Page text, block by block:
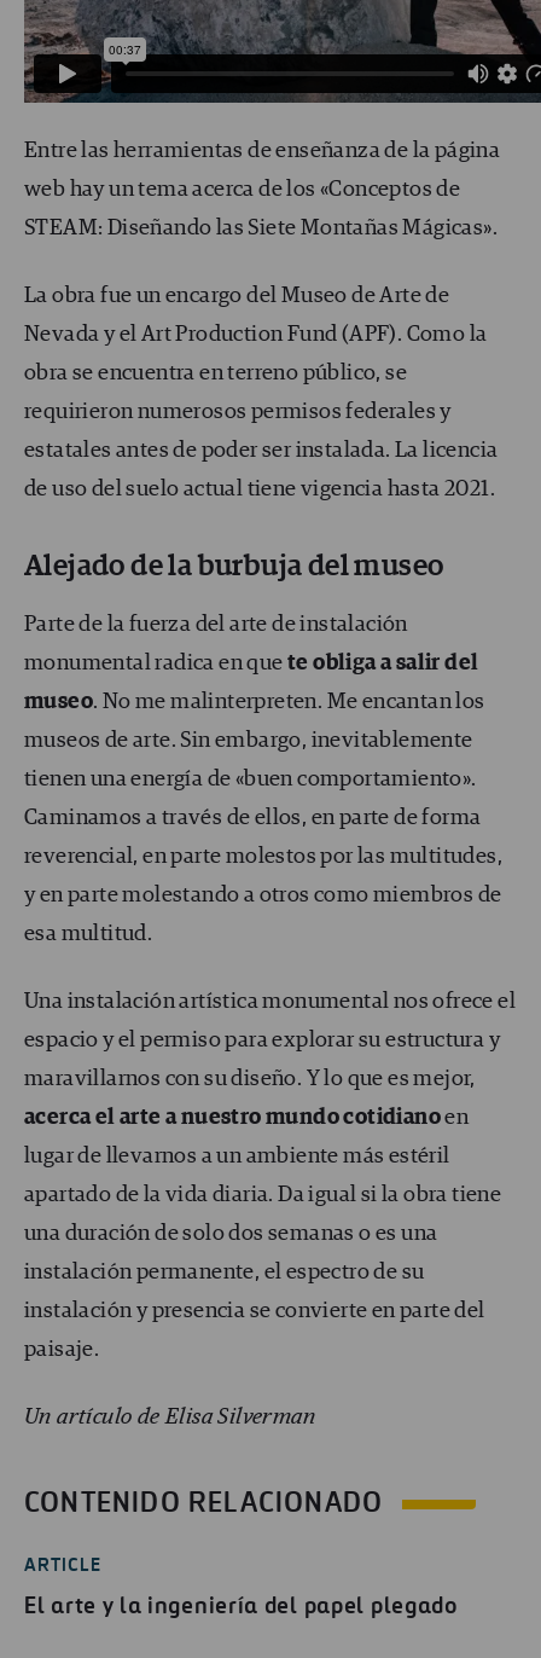
Entre las herramientas de enseñanza de la página
web hay un tema acerca de los «Conceptos de
STEAM: Diseñando las Siete Montañas Mágicas».
La obra fue un encargo del Museo de Arte de
Nevada y el Art Production Fund (APF). Como la
obra se encuentra en terreno público, se
requirieron numerosos permisos federales y
estatales antes de poder ser instalada. La licencia
de uso del suelo actual tiene vigencia hasta 2021.
Alejado de la burbuja del museo
Parte de la fuerza del arte de instalación
monumental radica en que te obliga a salir del
museo. No me malinterpreten. Me encantan los
museos de arte. Sin embargo, inevitablemente
tienen una energía de «buen comportamiento».
Caminamos a través de ellos, en parte de forma
reverencial, en parte molestos por las multitudes,
y en parte molestando a otros como miembros de
esa multitud.
Una instalación artística monumental nos ofrece el
espacio y el permiso para explorar su estructura y
maravillarnos con su diseño. Y lo que es mejor,
acerca el arte a nuestro mundo cotidianoen
lugar de llevarnos a un ambiente más estéril
apartado de la vida diaria. Da igual si la obra tiene
una duración de solo dos semanas o es una
instalación permanente, el espectro de su
instalación y presencia se convierte en parte del
paisaje.
Un artículo de Elisa Silverman
CONTENIDO RELACIONADO
ARTICLE
El arte y la ingeniería del papel plegado